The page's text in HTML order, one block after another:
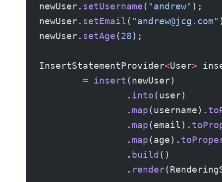
newUser. setUsername( "andrew" );
newUser. setEmail ( "andrew@jcg.com"
newUser. setAge(28);
InsertStatementProvider<User>
        =
insert (newUser)
                .
into(user)
                .
map(username).
                .
map(email).
                .
map(age).
                .
build()
                .
render